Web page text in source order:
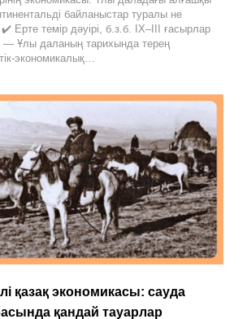
байланыстар туралы не
✔️ Ерте темір дәуірі, б.з.б. IX–III ғасырлар
— Ұлы даланың тарихында терең
экономикалық…
қазақ экономикасы: сауда
қандай тауарлар